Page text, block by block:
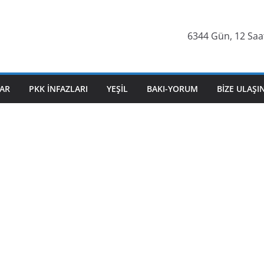
6344 Gün, 12
PKK İNFAZLARI YEŞIL BAKI-YORUM BIZE